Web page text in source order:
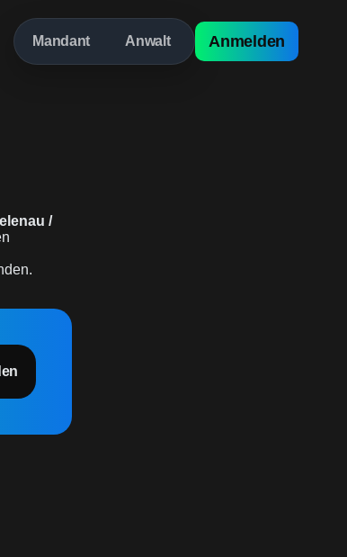
Mandant Anwalt Anmelden
/